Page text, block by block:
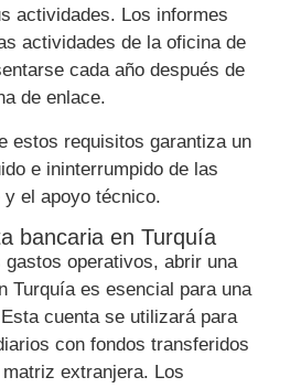
actividades. Los informes
actividades de la oficina de
cada año después de
de enlace.
estos requisitos garantiza un
e ininterrumpido de las
el apoyo técnico.
bancaria en Turquía
gastos operativos, abrir una
Turquía es esencial para una
cuenta se utilizará para
con fondos transferidos
extranjera. Los